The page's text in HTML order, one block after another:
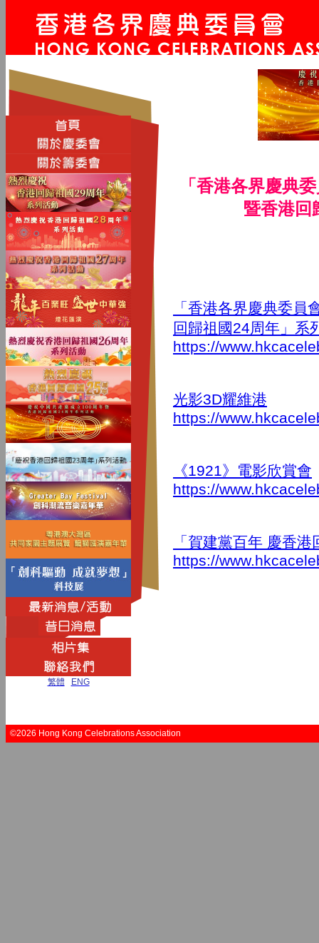
繁體 ENG
「香港各界慶典
暨香港回
「香港各界慶典委
回歸祖國24周年」系
https://
光影3D耀維港
https://
《1921》電影欣賞會
https://
「賀建黨百年 慶香
https://
©2026 Hong Kong Celebrations Association